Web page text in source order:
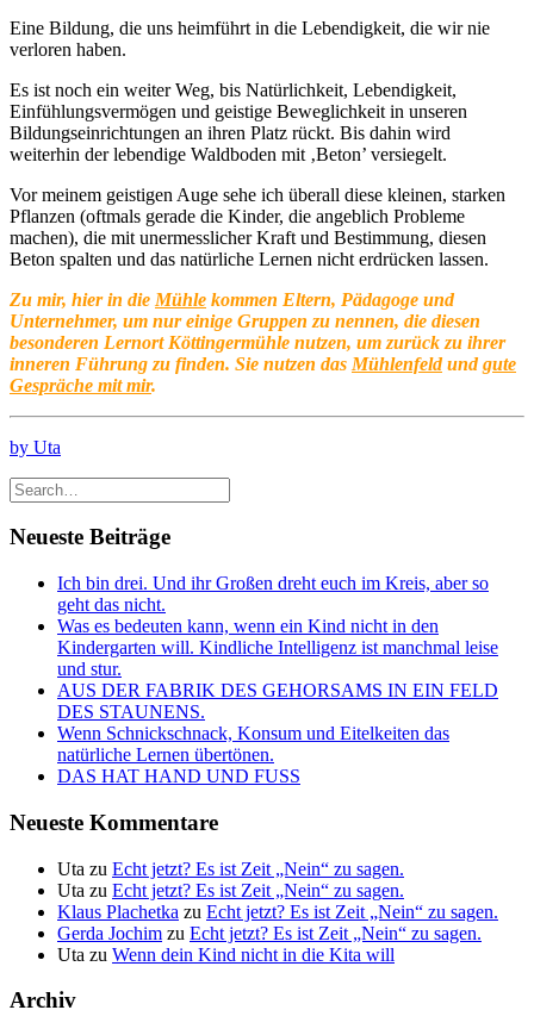
Eine Bildung, die uns heimführt in die Lebendigkeit, die wir nie
verloren haben.
Es ist noch ein weiter Weg, bis Natürlichkeit, Lebendigkeit,
Einfühlungsvermögen und geistige Beweglichkeit in unseren
Bildungseinrichtungen an ihren Platz rückt. Bis dahin wird
weiterhin der lebendige Waldboden mit ‚Beton’ versiegelt.
Vor meinem geistigen Auge sehe ich überall diese kleinen, starken
Pflanzen (oftmals gerade die Kinder, die angeblich Probleme
machen), die mit unermesslicher Kraft und Bestimmung, diesen
Beton spalten und das natürliche Lernen nicht erdrücken lassen.
Zu mir, hier in die Mühle kommen Eltern, Pädagoge und
Unternehmer, um nur einige Gruppen zu nennen, die diesen
besonderen Lernort Köttingermühle nutzen, um zurück zu ihrer
inneren Führung zu finden. Sie nutzen das Mühlenfeldundgute
Gespräche mit mir.
by Uta
Neueste Beiträge
Ich bin drei. Und ihr Großen dreht euch im Kreis, aber so
geht das nicht.
Was es bedeuten kann, wenn ein Kind nicht in den
Kindergarten will. Kindliche Intelligenz ist manchmal leise
und stur.
AUS DER FABRIK DES GEHORSAMS IN EIN FELD
DES STAUNENS.
Wenn Schnickschnack, Konsum und Eitelkeiten das
natürliche Lernen übertönen.
DAS HAT HAND UND FUSS
Neueste Kommentare
Uta zu Echt jetzt? Es ist Zeit „Nein“ zu sagen.
Uta zu Echt jetzt? Es ist Zeit „Nein“ zu sagen.
Klaus Plachetka zu Echt jetzt? Es ist Zeit „Nein“ zu sagen.
Gerda Jochim zu Echt jetzt? Es ist Zeit „Nein“ zu sagen.
Uta zu Wenn dein Kind nicht in die Kita will
Archiv